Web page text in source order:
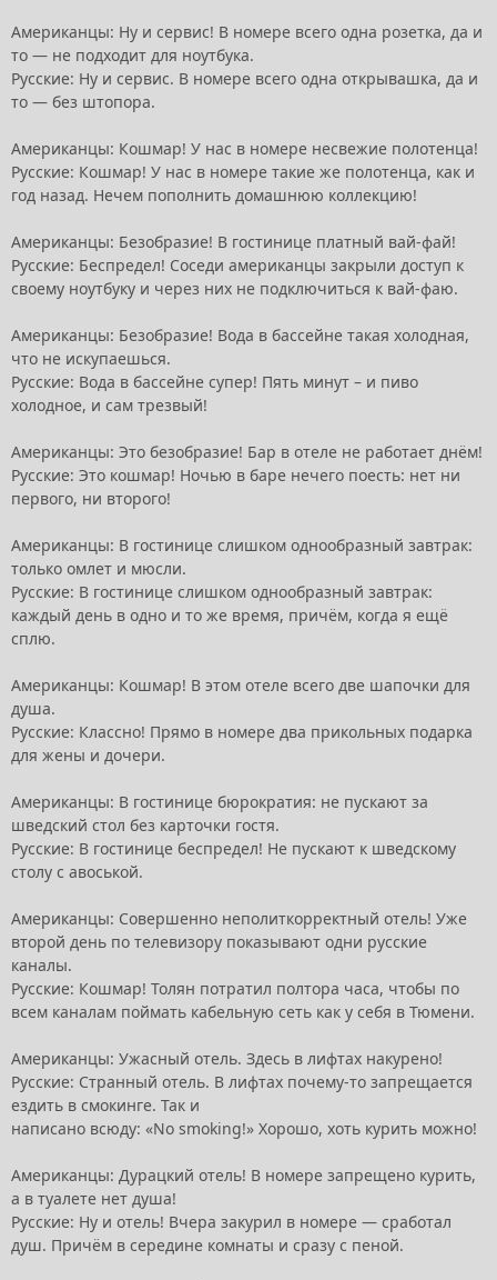
Американцы: Ну и сервис! В номере всего одна розетка, да и
то — не подходит для ноутбука.
Русские: Ну и сервис. В номере всего одна открывашка, да и
то — без штопора.
Американцы: Кошмар! У нас в номере несвежие полотенца!
Русские: Кошмар! У нас в номере такие же полотенца, как и
год назад. Нечем пополнить домашнюю коллекцию!
Американцы: Безобразие! В гостинице платный вай-фай!
Русские: Беспредел! Соседи американцы закрыли доступ к
своему ноутбуку и через них не подключиться к вай-фаю.
Американцы: Безобразие! Вода в бассейне такая холодная,
что не искупаешься.
Русские: Вода в бассейне супер! Пять минут – и пиво
холодное, и сам трезвый!
Американцы: Это безобразие! Бар в отеле не работает днём!
Русские: Это кошмар! Ночью в баре нечего поесть: нет ни
первого, ни второго!
Американцы: В гостинице слишком однообразный завтрак:
только омлет и мюсли.
Русские: В гостинице слишком однообразный завтрак:
каждый день в одно и то же время, причём, когда я ещё
сплю.
Американцы: Кошмар! В этом отеле всего две шапочки для
душа.
Русские: Классно! Прямо в номере два прикольных подарка
для жены и дочери.
Американцы: В гостинице бюрократия: не пускают за
шведский стол без карточки гостя.
Русские: В гостинице беспредел! Не пускают к шведскому
столу с авоськой.
Американцы: Совершенно неполиткорректный отель! Уже
второй день по телевизору показывают одни русские
каналы.
Русские: Кошмар! Толян потратил полтора часа, чтобы по
всем каналам поймать кабельную сеть как у себя в Тюмени.
Американцы: Ужасный отель. Здесь в лифтах накурено!
Русские: Странный отель. В лифтах почему-то запрещается
ездить в смокинге. Так и
написано всюду: «No smoking!» Хорошо, хоть курить можно!
Американцы: Дурацкий отель! В номере запрещено курить,
а в туалете нет душа!
Русские: Ну и отель! Вчера закурил в номере — сработал
душ. Причём в середине комнаты и сразу с пеной.